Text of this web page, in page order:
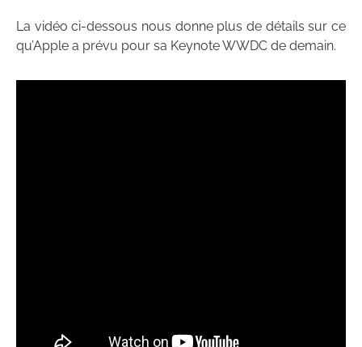
La vidéo ci-dessous nous donne plus de détails sur ce
qu’Apple a prévu pour sa Keynote WWDC de demain.